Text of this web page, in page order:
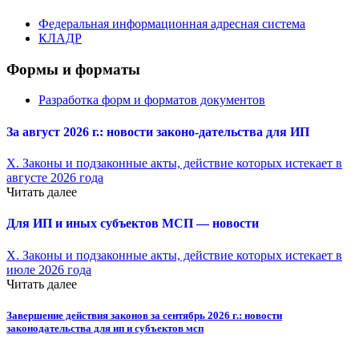
Федеральная информационная адресная система
КЛАДР
Формы и форматы
Разработка форм и форматов документов
За август 2026 г.: новости законо-дательства для ИП
X. Законы и подзаконные акты, действие которых истекает в
августе 2026 года
Читать далее
Для ИП и иных субъектов МСП — новости
X. Законы и подзаконные акты, действие которых истекает в
июле 2026 года
Читать далее
Завершение действия законов за сентябрь 2026 г.: новости
законодательства для ип и субъектов мсп